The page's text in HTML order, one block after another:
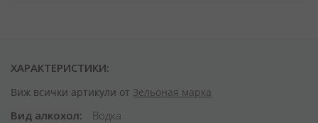
ХАРАКТЕРИСТИКИ:
Виж всички артикули от Зельоная марка
Вид алкохол
Водка